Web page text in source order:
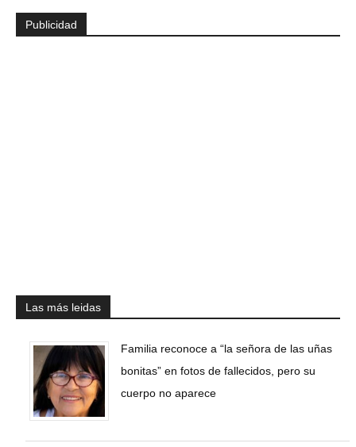
Publicidad
Las más leidas
Familia reconoce a “la señora de las uñas
bonitas” en fotos de fallecidos, pero su
cuerpo no aparece